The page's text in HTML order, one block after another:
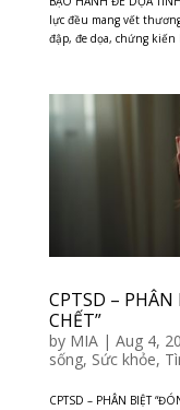
lực đều mang vết
đập, đe dọa, chứng kiến
CPTSD – PHÂN
CHẾT”
by MIA| Aug 4,
sống, Sức khỏe,
CPTSD – PHÂN BIỆT